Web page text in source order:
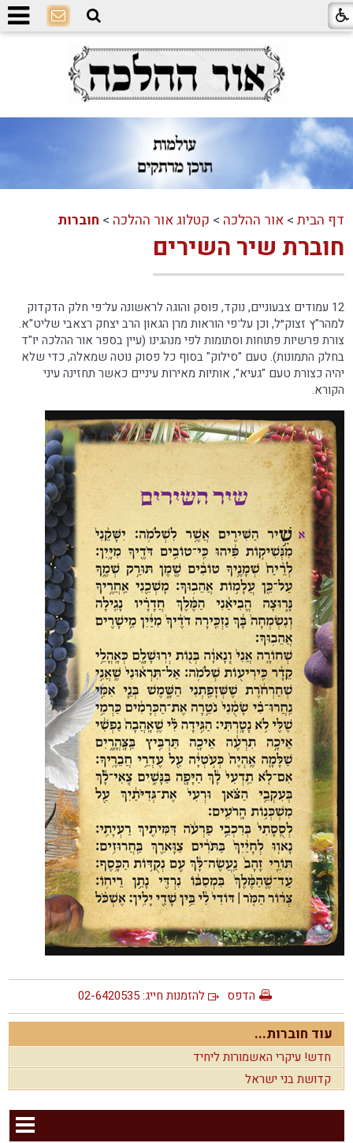
דף הבית >אור ההלכה > קטלוג אור ההלכה > חוברות
חוברת שיר השירים
12 עמודים צבעוניים, נוקד, פוסק והוגה לראשונה על־פי חלק הדקדוק
למהר"ץ זצוק״ל, וכן על־פי הוראות מרן הגאון הרב יצחק רצאבי שליט"א.
צורת פרשיות פתוחות וסתומות לפי מנהגינו (עיין בספר אור ההלכה יו"ד
בחלק התמונות). טעם "סילוק" בסוף כל פסוק נוטה שמאלה, כדי שלא
יהיה כצורת טעם "געיא", אותיות מאירות עיניים כאשר תחזינה עיני
הקורא.
הדפס להזמנות חייג: 02-6420535
עוד חוברות...
חדש! עיקרי האשמורות ליחיד
קדושת בני ישראל